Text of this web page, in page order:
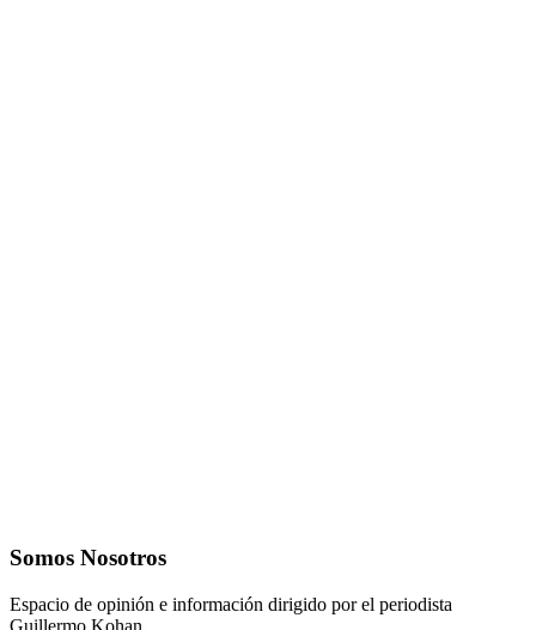
Somos Nosotros
Espacio de opinión e información dirigido por el periodista
Guillermo Kohan.